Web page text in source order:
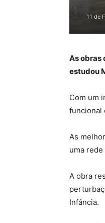
11 de
As obras
estudou
Com um
funcional
As
uma
A obra
Infância.